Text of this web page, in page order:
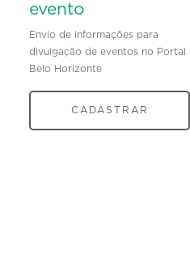
evento
Envio de informações para
divulgação de eventos no Portal
Belo Horizonte
CADASTRAR